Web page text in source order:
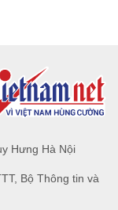
Hưng Hà Nội
Bộ Thông tin và